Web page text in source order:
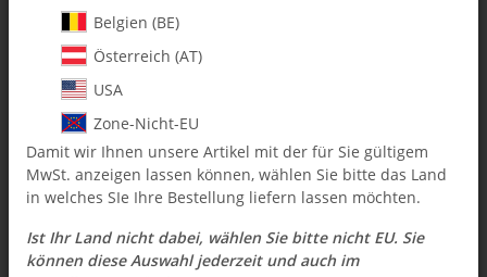
$ 5.06
inkl. 19% USt. , zzgl.
Auswahl Steuerzone / Lieferland
Sofort verfügbar
abweichend)
Frage zum Artikel
Belgien (BE)
Österreich (AT)
USA
Zone-Nicht-EU
Damit wir Ihnen unsere Artikel mit der für Sie gültigem
MwSt. anzeigen lassen können, wählen Sie bitte das Land
in welches SIe Ihre Bestellung liefern lassen möchten.
Ist Ihr Land nicht dabei, wählen Sie bitte nicht EU. Sie
können diese Auswahl jederzeit und auch im